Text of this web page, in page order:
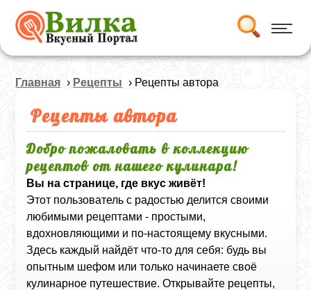
Главная › Рецепты › Рецепты автора
Рецепты автора
Добро пожаловать в коллекцию
рецептов от нашего кулинара!
Вы на странице, где вкус живёт!
Этот пользователь с радостью делится своими
любимыми рецептами - простыми,
вдохновляющими и по-настоящему вкусными.
Здесь каждый найдёт что-то для себя: будь вы
опытным шефом или только начинаете своё
кулинарное путешествие. Открывайте рецепты,